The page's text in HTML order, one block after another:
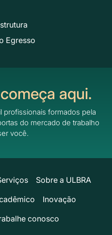
Egresso
aqui.
profissionais formados pela
do mercado de trabalho
você.
Sobre a ULBRA
Inovação
conosco